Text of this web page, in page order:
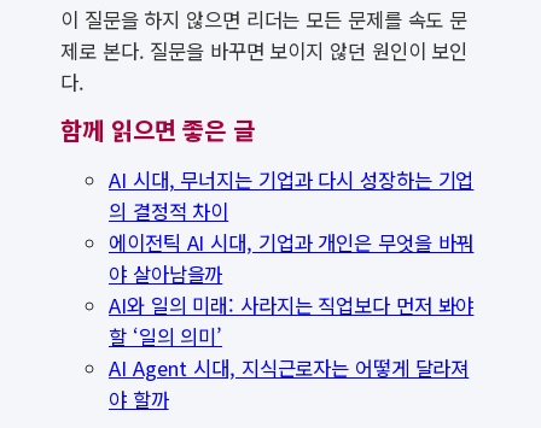
이 질문을 하지 않으면 리더는 모든 문제를 속도 문
제로 본다. 질문을 바꾸면 보이지 않던 원인이 보인
다.
함께 읽으면 좋은 글
AI 시대, 무너지는 기업과 다시 성장하는 기업
의 결정적 차이
에이전틱 AI 시대, 기업과 개인은 무엇을 바꿔
야 살아남을까
AI와 일의 미래: 사라지는 직업보다 먼저 봐야
할 ‘일의 의미’
AI Agent 시대, 지식근로자는 어떻게 달라져
야 할까